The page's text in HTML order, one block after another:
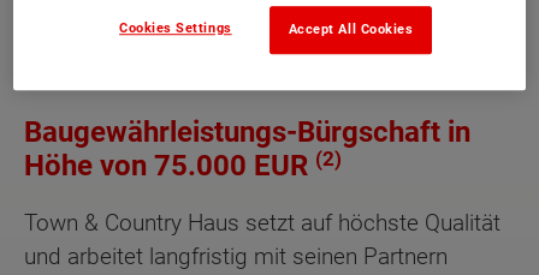
Notsituationen werden Sie nicht alleine
Baugewährleistungs-Bürgschaft in
Höhe von 75.000 EUR (2)
Town & Country Haus setzt auf höchste Qualität
und arbeitet langfristig mit seinen Partnern
Accept All Cookies
Cookies Settings